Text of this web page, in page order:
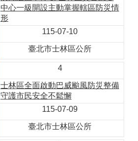
中心一級開設主動掌握轄區防災情
形
115-07-10
臺北市士林區公所
4
士林區全面啟動巴威颱風防災整備
守護市民安全不鬆懈
115-07-09
臺北市士林區公所